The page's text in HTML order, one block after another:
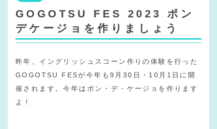
GOGOTSU FES 2023 ポン
デケージョを作りましょう
昨年、イングリッシュスコーン作りの体験を行った
GOGOTSU FESが今年も9月30日・10月1日に開
催されます。今年はポン・デ・ケージョを作ります
よ！